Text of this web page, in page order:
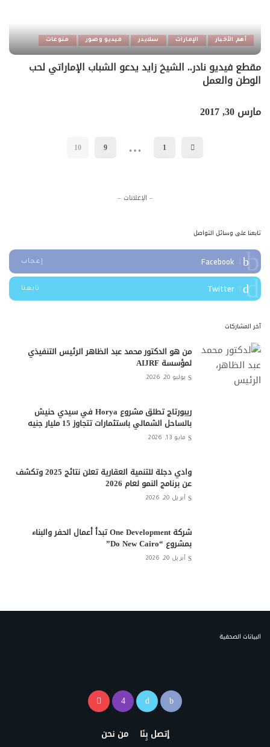
أهم الأخبار الإمارات سلايدر فيديو وصور منوعات
مقطع فيديو نادر.. الشيخ زايد يدعو الشباب الإماراتي لحب
الوطن والعمل
مارس 30, 2017
1
…
9
10
– الإعلانات –
تابعنا على وسائل التواصل
Facebook إعجاب
Twitter تابعنا
آخر المشاركات
من هو الدكتور محمد عبد الظاهر الرئيس التنفيذي
لمؤسسة AIJRF
يوليو 20, 2026
ريبورتاج تطلق مشروع Horya في سيدي حنيش
بالساحل الشمالي باستثمارات تتجاوز 15 مليار جنيه
مايو 13, 2026
وادي دجلة للتنمية العقارية تعلن نتائج 2025 وتكشف
عن برنامج النمو لعام 2026
أبريل 20, 2026
شركة One Development تبدأ أعمال الحفر والبناء
بمشروع “Do New Cairo”
أبريل 20, 2026
البيانات الصحفية
إتصل بِنَا من نحن